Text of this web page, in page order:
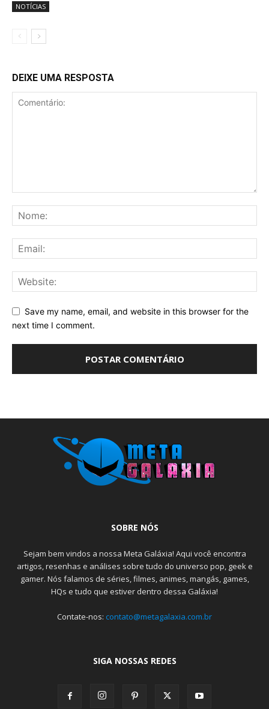
NOTÍCIAS
DEIXE UMA RESPOSTA
Save my name, email, and website in this browser for the
next time I comment.
SOBRE NÓS
Sejam bem vindos a nossa Meta Galáxia! Aqui você encontra
artigos, resenhas e análises sobre tudo do universo pop, geek e
gamer. Nós falamos de séries, filmes, animes, mangás, games,
HQs e tudo que estiver dentro dessa Galáxia!
Contate-nos: contato@metagalaxia.com.br
SIGA NOSSAS REDES